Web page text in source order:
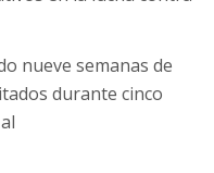
nueve semanas de
durante cinco